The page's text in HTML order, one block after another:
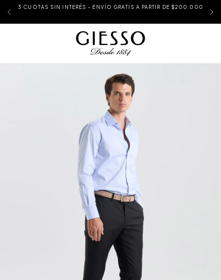
3 CUOTAS SIN INTERÉS - ENVÍO GRATIS A PARTIR DE $200.000